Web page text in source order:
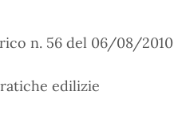
n. 56 del 06/08/2010
edilizie